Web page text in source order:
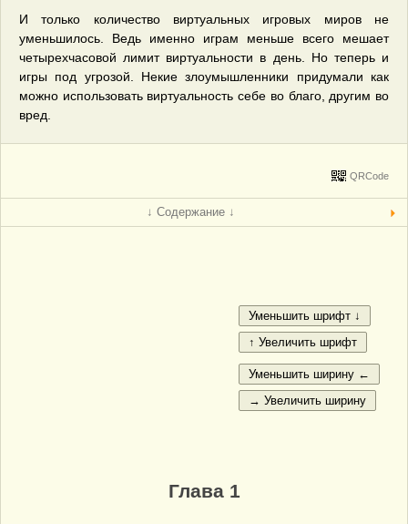
И только количество виртуальных игровых миров не
уменьшилось. Ведь именно играм меньше всего мешает
четырехчасовой лимит виртуальности в день. Но теперь и
игры под угрозой. Некие злоумышленники придумали как
можно использовать виртуальность себе во благо, другим во
вред.
QRCode
↓ Содержание ↓
Глава 1